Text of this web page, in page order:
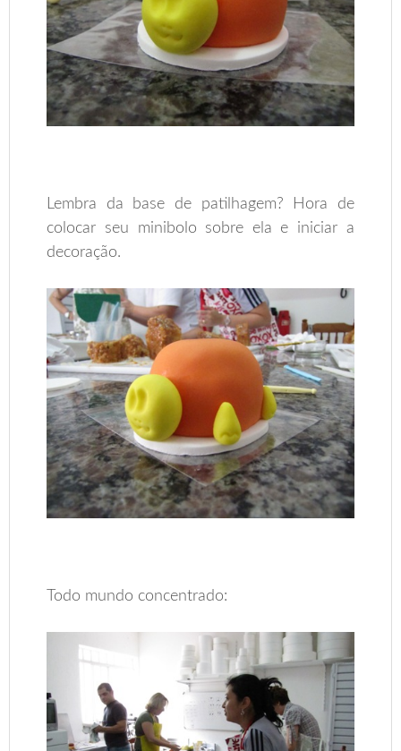
Lembra da base de patilhagem? Hora de
colocar seu minibolo sobre ela e iniciar a
decoração.
Todo mundo concentrado: